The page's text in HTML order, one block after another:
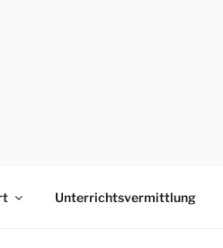
Unterrichtsvermittlung